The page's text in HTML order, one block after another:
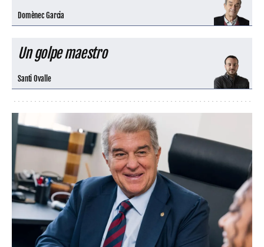
Domènec Garcia
Un golpe maestro
Santi Ovalle